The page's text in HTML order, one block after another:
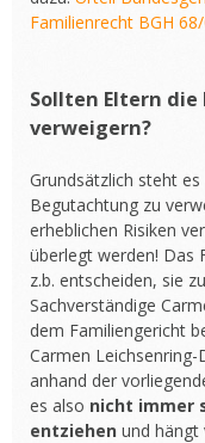
Familienrecht BGH
Sollten Eltern
verweigern?
Grundsätzlich steht
Begutachtung zu
erheblichen Risiken
überlegt werden! Das
z.b. entscheiden, sie
Sachverständige
dem Familiengericht
Carmen
anhand der
es also nicht immer
entziehen und hängt